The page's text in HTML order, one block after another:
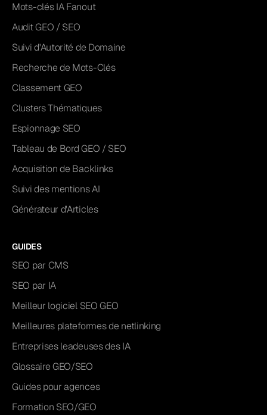
Mots-clés IA Fanout
Audit GEO / SEO
Suivi d'Autorité de Domaine
Recherche de Mots-Clés
Classement GEO
Clusters Thématiques
Espionnage SEO
Tableau de Bord GEO / SEO
Acquisition de Backlinks
Suivi des mentions AI
Générateur d'Articles
GUIDES
SEO par CMS
SEO par IA
Meilleur logiciel SEO GEO
Meilleures plateformes de netlinking
Entreprises leadeuses des IA
Glossaire GEO/SEO
Guides pour agences
Formation SEO/GEO